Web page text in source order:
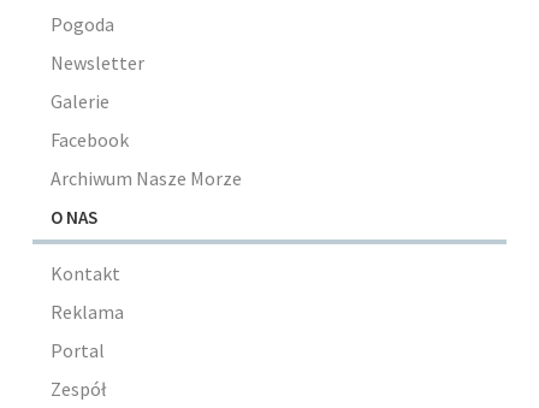
Pogoda
Newsletter
Galerie
Facebook
Archiwum Nasze Morze
O NAS
Kontakt
Reklama
Portal
Zespół